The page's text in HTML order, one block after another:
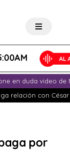
en duda video de
relación con
por